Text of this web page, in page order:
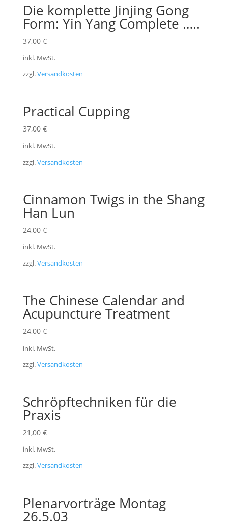
Die komplette Jinjing Gong
Form: Yin Yang Complete …..
37,00 €
inkl. MwSt.
zzgl.Versandkosten
Practical Cupping
37,00 €
inkl. MwSt.
zzgl.Versandkosten
Cinnamon Twigs in the Shang
Han Lun
24,00 €
inkl. MwSt.
zzgl.Versandkosten
The Chinese Calendar and
Acupuncture Treatment
24,00 €
inkl. MwSt.
zzgl.Versandkosten
Schröpftechniken für die
Praxis
21,00 €
inkl. MwSt.
zzgl.Versandkosten
Plenarvorträge Montag
26.5.03